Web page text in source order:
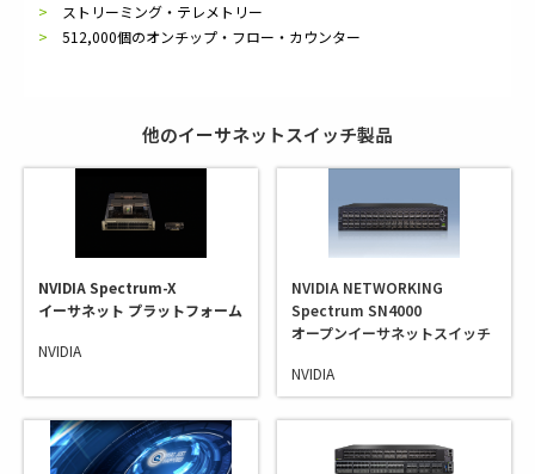
ストリーミング・テレメトリー
512,000個のオンチップ・フロー・カウンター
他のイーサネットスイッチ製品
NVIDIA Spectrum-X
イーサネット プラットフォーム
NVIDIA
NVIDIA NETWORKING
Spectrum SN4000
オープンイーサネットスイッチ
NVIDIA